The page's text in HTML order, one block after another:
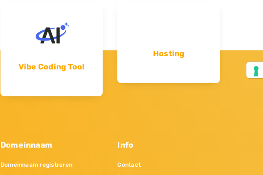
Vibe Coding Tool
Hosting
Domeinnaam
Domeinnaam registreren
Info
Contact